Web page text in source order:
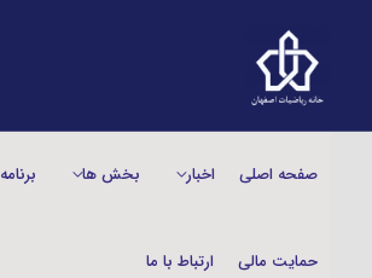
صفحه اصلی اخبار بخش‌ ها
حمایت مالی ارتباط با ما